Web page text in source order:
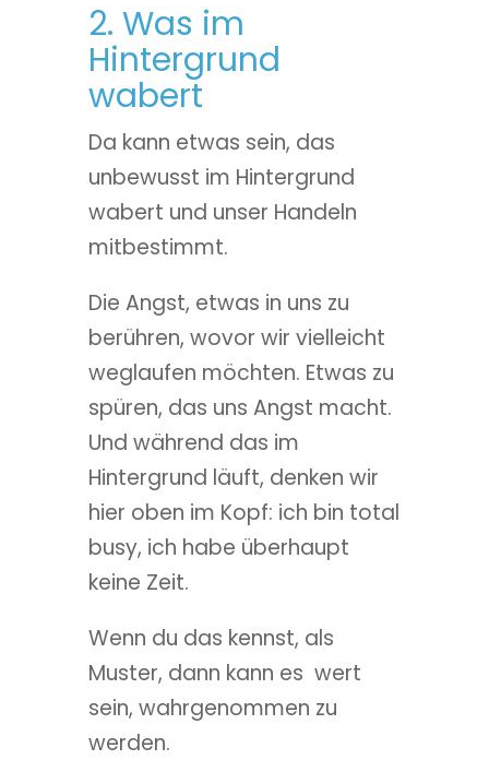
2. Was im
Hintergrund
wabert
Da kann etwas sein, das
unbewusst im Hintergrund
wabert und unser Handeln
mitbestimmt.
Die Angst, etwas in uns zu
berühren, wovor wir vielleicht
weglaufen möchten. Etwas zu
spüren, das uns Angst macht.
Und während das im
Hintergrund läuft, denken wir
hier oben im Kopf: ich bin total
busy, ich habe überhaupt
keine Zeit.
Wenn du das kennst, als
Muster, dann kann es wert
sein, wahrgenommen zu
werden.